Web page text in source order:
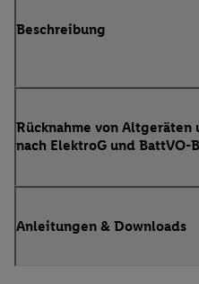
Beschreibung
Rücknahme von
nach ElektroG und BattVO-
Anleitungen & Downloads